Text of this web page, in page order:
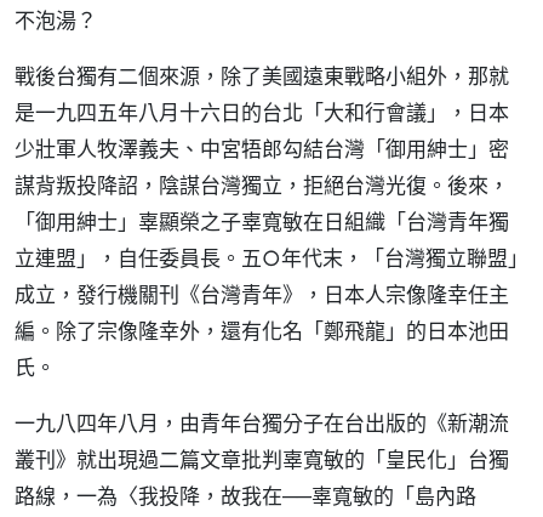
不泡湯？
戰後台獨有二個來源，除了美國遠東戰略小組外，那就
是一九四五年八月十六日的台北「大和行會議」，日本
少壯軍人牧澤義夫、中宮牾郎勾結台灣「御用紳士」密
謀背叛投降詔，陰謀台灣獨立，拒絕台灣光復。後來，
「御用紳士」辜顯榮之子辜寬敏在日組織「台灣青年獨
立連盟」，自任委員長。五○年代末，「台灣獨立聯盟」
成立，發行機關刊《台灣青年》，日本人宗像隆幸任主
編。除了宗像隆幸外，還有化名「鄭飛龍」的日本池田
氏。
一九八四年八月，由青年台獨分子在台出版的《新潮流
叢刊》就出現過二篇文章批判辜寬敏的「皇民化」台獨
路線，一為〈我投降，故我在──辜寬敏的「島內路